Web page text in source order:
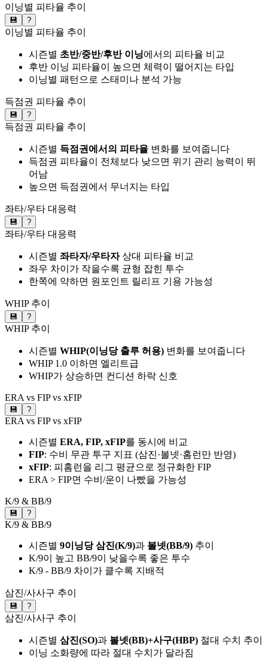
이닝별 피타율 추이
💾 ?
이닝별 피타율 추이
시즌별 초반/중반/후반 이닝에서의 피타율 비교
후반 이닝 피타율이 높으면 체력이 떨어지는 타입
이닝별 패턴으로 스태미나 분석 가능
득점권 피타율 추이
💾 ?
득점권 피타율 추이
시즌별 득점권에서의 피타율 변화를 보여줍니다
득점권 피타율이 전체보다 낮으면 위기 관리 능력이 뛰
어남
높으면 득점권에서 무너지는 타입
좌타/우타 대응력
💾 ?
좌타/우타 대응력
시즌별 좌타자/우타자상대 피타율 비교
좌우 차이가 작을수록 균형 잡힌 투수
한쪽에 약하면 원포인트 릴리프 기용 가능성
WHIP 추이
💾 ?
WHIP 추이
시즌별 WHIP(이닝당 출루 허용) 변화를 보여줍니다
WHIP 1.0 이하면 엘리트급
WHIP가 상승하면 컨디션 하락 신호
ERA vs FIP vs xFIP
💾 ?
ERA vs FIP vs xFIP
시즌별 ERA, FIP, xFIP를 동시에 비교
FIP: 수비 무관 투구 지표 (삼진·볼넷·홈런만 반영)
xFIP: 피홈런을 리그 평균으로 정규화한 FIP
ERA > FIP면 수비/운이 나빴을 가능성
K/9 & BB/9
💾 ?
K/9 & BB/9
시즌별 9이닝당 삼진(K/9)과 볼넷(BB/9) 추이
K/9이 높고 BB/9이 낮을수록 좋은 투수
K/9 - BB/9 차이가 클수록 지배적
삼진/사사구 추이
💾 ?
삼진/사사구 추이
시즌별 삼진(SO)과 볼넷(BB)+사구(HBP) 절대 수치 추이
이닝 소화량에 따라 절대 수치가 달라짐